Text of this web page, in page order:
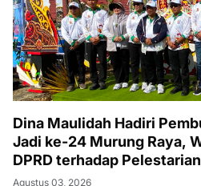
Dina Maulidah Hadiri
Jadi ke-24 Murung Raya,
DPRD terhadap
Agustus 03, 2026